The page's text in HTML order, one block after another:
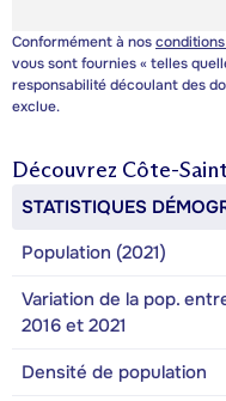
Conformément à nos
vous sont fournies « telles
responsabilité découlant des
exclue.
Découvrez Côte-
STATISTIQUES
Population (2021)
Variation de la pop.
2016 et 2021
Densité de population